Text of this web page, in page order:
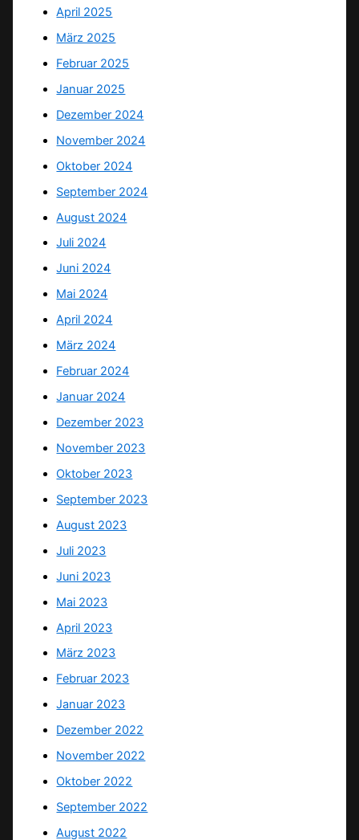
April 2025
März 2025
Februar 2025
Januar 2025
Dezember 2024
November 2024
Oktober 2024
September 2024
August 2024
Juli 2024
Juni 2024
Mai 2024
April 2024
März 2024
Februar 2024
Januar 2024
Dezember 2023
November 2023
Oktober 2023
September 2023
August 2023
Juli 2023
Juni 2023
Mai 2023
April 2023
März 2023
Februar 2023
Januar 2023
Dezember 2022
November 2022
Oktober 2022
September 2022
August 2022